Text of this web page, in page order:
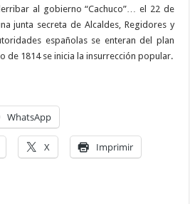
al gobierno “Cachuco”… el 22 de
junta secreta de Alcaldes, Regidores y
españolas se enteran del plan
de 1814 se inicia la insurrección popular.
WhatsApp
X Imprimir